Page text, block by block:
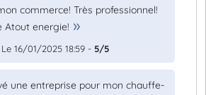
commerce! Très professionnel!
Atout energie!
16/01/2025 18:59 - 5/5
une entreprise pour mon chauffe-